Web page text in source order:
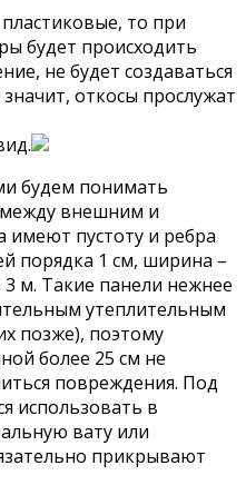
то при
будет происходить
не будет создаваться
откосы прослужат
будем понимать
внешним и
имеют пустоту и ребра
порядка 1 см, ширина –
3 м. Такие панели нежнее
утеплительным
позже), поэтому
более 25 см не
повреждения. Под
использовать в
вату или
прикрывают